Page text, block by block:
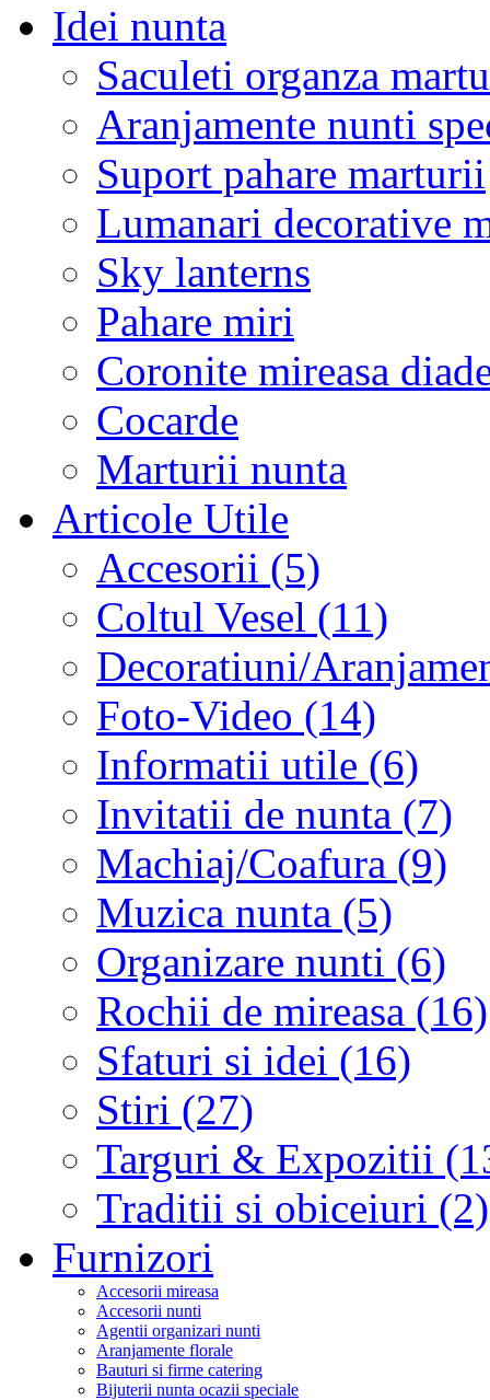
Idei nunta
Saculeti organza
Aranjamente nunti
Suport pahare marturii
Lumanari decorative
Sky lanterns
Pahare miri
Coronite mireasa
Cocarde
Marturii nunta
Articole Utile
Accesorii (5)
Coltul Vesel (11)
Decoratiuni/
Foto-Video (14)
Informatii utile (6)
Invitatii de nunta (7)
Machiaj/Coafura (9)
Muzica nunta (5)
Organizare nunti (6)
Rochii de mireasa (16)
Sfaturi si idei (16)
Stiri (27)
Targuri & Expozitii
Traditii si obiceiuri (2)
Furnizori
Accesorii mireasa
Accesorii nunti
Agentii organizari nunti
Aranjamente florale
Bauturi si firme catering
Bijuterii nunta ocazii speciale